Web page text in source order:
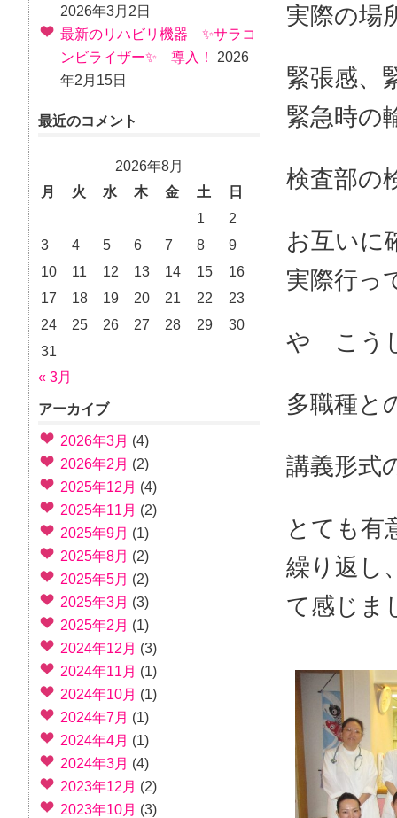
実際の場
緊張感、
緊急時の
検査部の
お互いに
実際行っ
や こう
多職種と
講義形式
とても有
繰り返し
て感じま
2026年3月2日
最新のリハビリ機器 ✨サラコ
ンビライザー✨ 導入！
2026
年2月15日
最近のコメント
2026年8月
月
火 水 木 金 土
日
1
2
3
4 5 6 7 8
9
10
11 12 13 14 15
16
17
18 19 20 21 22
23
24
25 26 27 28 29
30
31
« 3月
アーカイブ
2026年3月 (4)
2026年2月 (2)
2025年12月 (4)
2025年11月 (2)
2025年9月 (1)
2025年8月 (2)
2025年5月 (2)
2025年3月 (3)
2025年2月 (1)
2024年12月 (3)
2024年11月 (1)
2024年10月 (1)
2024年7月 (1)
2024年4月 (1)
2024年3月 (4)
2023年12月 (2)
2023年10月 (3)